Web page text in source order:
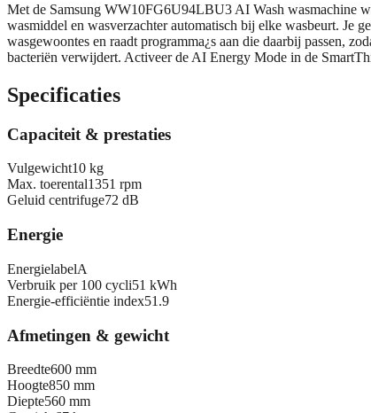
Met de Samsung WW10FG6U94LBU3 AI Wash wasmachine
wasmiddel en wasverzachter automatisch bij elke wasbeurt. Je
wasgewoontes en raadt programma¿s aan die daarbij passen,
bacteriën verwijdert. Activeer de AI Energy Mode in de
Specificaties
Capaciteit & prestaties
Vulgewicht10 kg
Max. toerental1351 rpm
Geluid centrifuge72 dB
Energie
EnergielabelA
Verbruik per 100 cycli51 kWh
Energie-efficiëntie index51.9
Afmetingen & gewicht
Breedte600 mm
Hoogte850 mm
Diepte560 mm